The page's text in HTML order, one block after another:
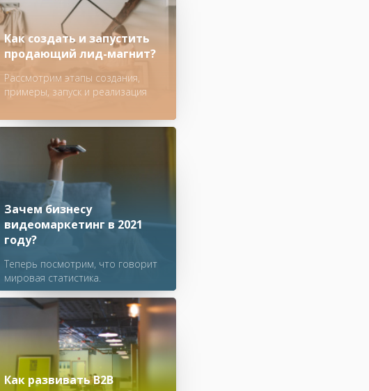
Как создать и запустить
продающий лид-магнит?
Рассмотрим этапы создания,
примеры, запуск и реализация
Зачем бизнесу
видеомаркетинг в 2021
году?
Теперь посмотрим, что говорит
мировая статистика.
Как развивать B2B